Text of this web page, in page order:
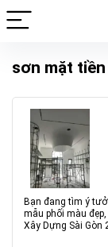
sơn mặt
Bạn đang tìm ý
mẫu phối màu
Xây Dựng Sài Gòn